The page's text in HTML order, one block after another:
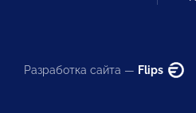
Разработка сайта — Flips